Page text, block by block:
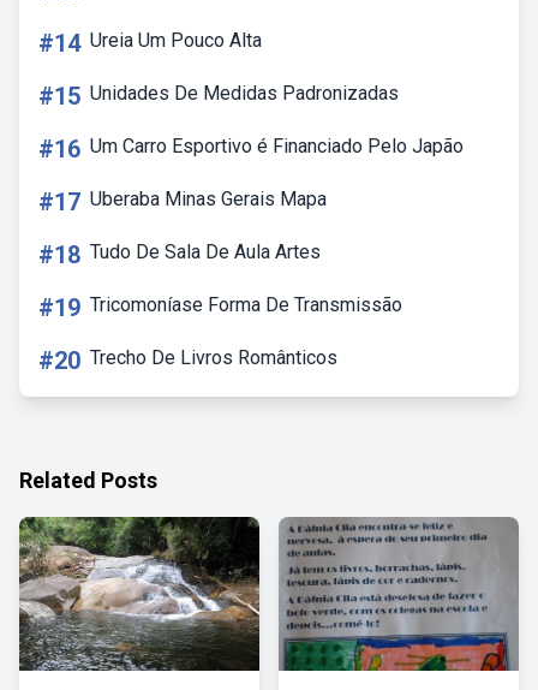
#14 Ureia Um Pouco Alta
#15 Unidades De Medidas Padronizadas
#16 Um Carro Esportivo é Financiado Pelo Japão
#17 Uberaba Minas Gerais Mapa
#18 Tudo De Sala De Aula Artes
#19 Tricomoníase Forma De Transmissão
#20 Trecho De Livros Românticos
Related Posts